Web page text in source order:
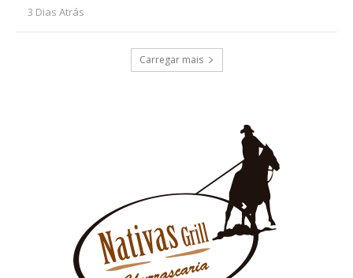
3 Dias Atrás
Carregar mais